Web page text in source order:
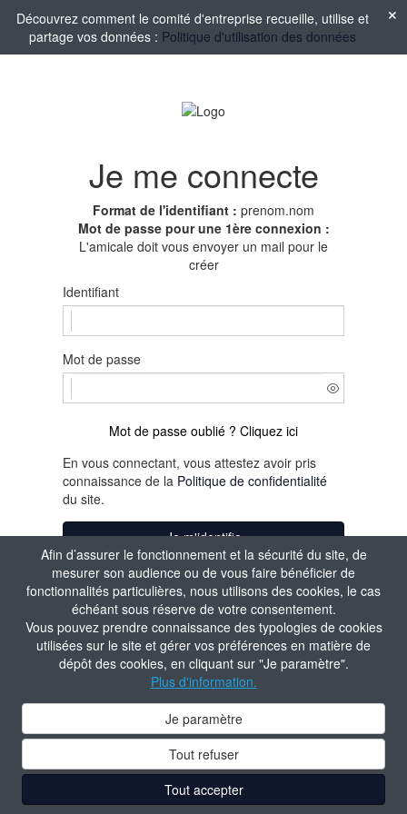
Afin d’assurer le fonctionnement et la sécurité du site, de
mesurer son audience ou de vous faire bénéficier de
fonctionnalités particulières, nous utilisons des cookies, le cas
échéant sous réserve de votre consentement.
Vous pouvez prendre connaissance des typologies de cookies
utilisées sur le site et gérer vos préférences en matière de
dépôt des cookies, en cliquant sur "Je paramètre".
Plus d'information.
Je paramètre
Tout refuser
Tout accepter
Découvrez comment le comité d'entreprise recueille, utilise et
partage vos données : Politique d'utilisation des données
Je me connecte
Format de l'identifiant : prenom.nom
Mot de passe pour une 1ère connexion :
L'amicale doit vous envoyer un mail pour le
créer
Identifiant
Mot de passe
Mot de passe oublié ? Cliquez ici
En vous connectant, vous attestez avoir pris
connaissance de la Politique de confidentialité
du site.
Je m'identifie